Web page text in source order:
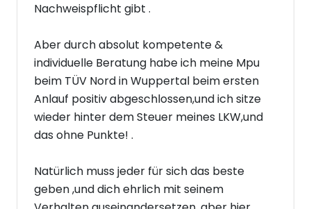
Nachweispflicht gibt .
Aber durch absolut kompetente &
individuelle Beratung habe ich meine Mpu
beim TÜV Nord in Wuppertal beim ersten
Anlauf positiv abgeschlossen,und ich sitze
wieder hinter dem Steuer meines LKW,und
das ohne Punkte! .
Natürlich muss jeder für sich das beste
geben ,und dich ehrlich mit seinem